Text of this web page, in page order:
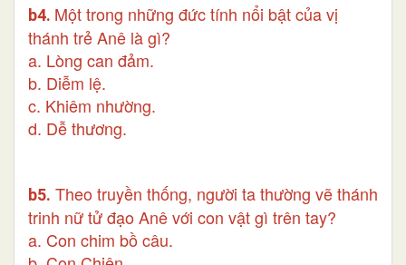
b4. Một trong những đức tính nổi bật của vị
thánh trẻ Anê là gì?
a. Lòng can đảm.
b. Diễm lệ.
c. Khiêm nhường.
d. Dễ thương.
b5. Theo truyền thống, người ta thường vẽ thánh
trinh nữ tử đạo Anê với con vật gì trên tay?
a. Con chim bồ câu.